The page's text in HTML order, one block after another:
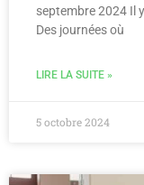
septembre 2024 Il
Des journées où
LIRE LA SUITE »
5 octobre 2024